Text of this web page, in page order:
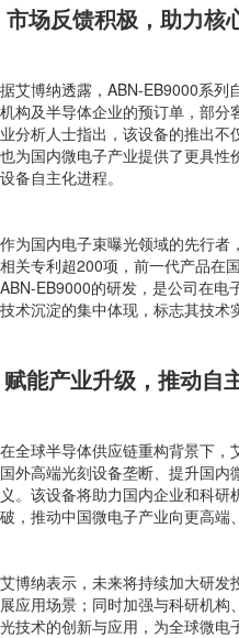
市场反馈积极，助力核
据艾博纳透露，ABN-EB9000系列
机构及半导体企业的预订单，部
业分析人士指出，该设备的推出不
也为国内微电子产业提供了更具
设备自主化进程。
作为国内电子束曝光领域的先行
相关专利超200项，前一代产品在
ABN-EB9000的研发，是公司在电
技术沉淀的集中体现，标志其技术
赋能产业升级，推动自
在全球半导体供应链重构背景下，
国外高端光刻设备垄断、提升国
义。该设备将助力国内企业和科
破，推动中国微电子产业向更高端
艾博纳表示，未来将持续加大研发
展应用场景；同时加强与科研机
光技术的创新与应用，为全球微电